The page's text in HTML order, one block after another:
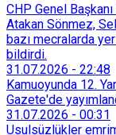
CHP Genel Başkanı
Atakan Sönmez,
bazı mecralarda
bildirdi.
31.07.2026 - 22:48
Kamuoyunda 12.
Gazete'de
31.07.2026 - 00:31
Usulsüzlükler